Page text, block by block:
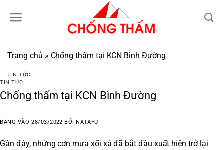
qua
Trang chủ » Chống thấm tại KCN Bình Đường
TIN TỨC
TIN TỨC
Chống thấm tại KCN Bình Đường
ĐĂNG VÀO28/03/2022 BỞINATAFU
Gần đây, những cơn mưa xối xả đã bắt đầu xuất hiện trở lại